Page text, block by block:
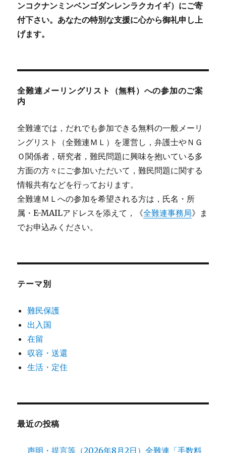
ンコクナンミンベンゴダンレンラクカイギ）にご寄
付下さい。あなたの特別な支援に心から御礼申し上
げます。
全難連メーリングリスト（無料）への参加のご案
内
全難連では，だれでも参加できる無料の一般メーリ
ングリスト（全難連ＭＬ）を運営し，弁護士やＮＧ
Ｏ関係者，研究者，難民問題に興味を抱いている多
方面の方々にご参加いただいて，難民問題に関する
情報共有などを行っております。
全難連ＭＬへの参加を希望される方は，氏名・所
属・E-MAILアドレスを添えて，《全難連事務局》ま
でお申込みください。
テーマ別
難民保護
出入国
在留
収容・送還
生活・定住
最近の投稿
声明・提言等（2026年8月2日）全難連「手数料